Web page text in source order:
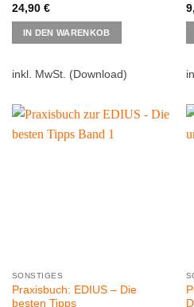
24,90 €
IN DEN WARENKOB
inkl. MwSt. (Download)
SONSTIGES
Praxisbuch: EDIUS – Die
besten Tipps